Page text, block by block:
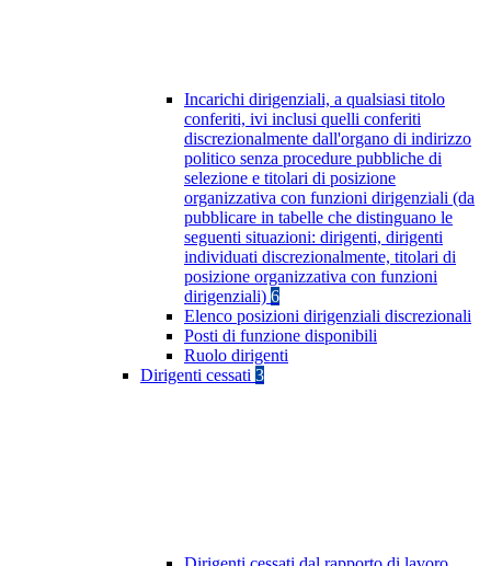
Incarichi dirigenziali, a qualsiasi titolo
conferiti, ivi inclusi quelli conferiti
discrezionalmente dall'organo di indirizzo
politico senza procedure pubbliche di
selezione e titolari di posizione
organizzativa con funzioni dirigenziali (da
pubblicare in tabelle che distinguano le
seguenti situazioni: dirigenti, dirigenti
individuati discrezionalmente, titolari di
posizione organizzativa con funzioni
dirigenziali) 6
Elenco posizioni dirigenziali discrezionali
Posti di funzione disponibili
Ruolo dirigenti
Dirigenti cessati 3